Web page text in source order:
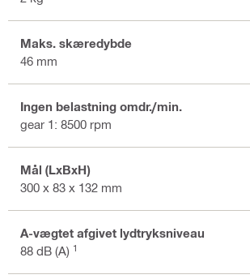
Maks. skæredybde
46 mm
Ingen belastning omdr./min.
gear 1: 8500 rpm
Mål (LxBxH)
300 x 83 x 132 mm
A-vægtet afgivet lydtryksniveau
88 dB (A) 1